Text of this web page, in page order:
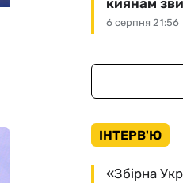
6 серпня 21:56
киянам
ІНТЕРВ'Ю
«Збірна